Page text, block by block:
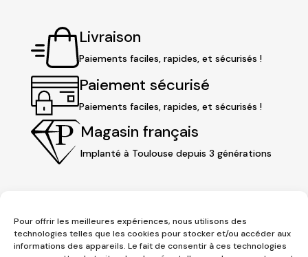
Pour offrir les meilleures expériences, nous utilisons des
technologies telles que les cookies pour stocker et/ou accéder aux
informations des appareils. Le fait de consentir à ces technologies
Livraison
Paiements faciles, rapides, et sécurisés !
Paiement sécurisé
Paiements faciles, rapides, et sécurisés !
Magasin français
Implanté à Toulouse depuis 3 générations